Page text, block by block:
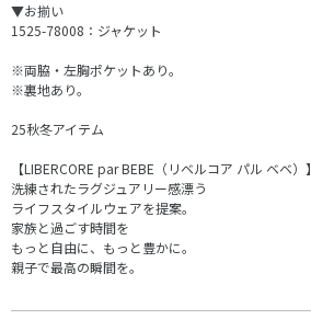
▼お揃い
1525-78008：ジャケット
※両脇・左胸ポケットあり。
※裏地あり。
25秋冬アイテム
【LIBERCORE par BEBE（リベルコア パル ベベ）】
洗練されたラグジュアリー感漂う
ライフスタイルウェアを提案。
家族と過ごす時間を
もっと自由に、もっと豊かに。
親子で最高の瞬間を。